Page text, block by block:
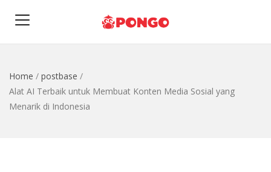
Home / postbase /
Alat AI Terbaik untuk Membuat Konten Media Sosial yang
Menarik di Indonesia